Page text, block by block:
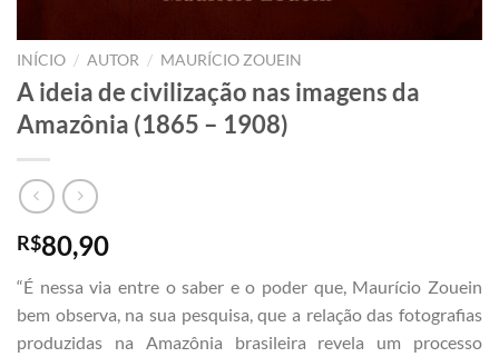
INÍCIO / AUTOR / MAURÍCIO ZOUEIN
A ideia de civilização nas imagens da
Amazônia (1865 – 1908)
R$80,90
“É nessa via entre o saber e o poder que, Maurício Zouein
bem observa, na sua pesquisa, que a relação das fotografias
produzidas na Amazônia brasileira revela um processo